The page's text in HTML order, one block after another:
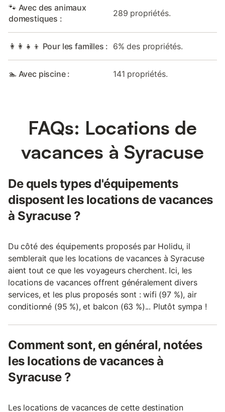
🐾 Avec des animaux
domestiques :
289 propriétés.
👩‍👩‍👧‍👦 Pour les familles : 6% des propriétés.
🏊 Avec piscine : 141 propriétés.
FAQs: Locations de
vacances à Syracuse
De quels types d'équipements
disposent les locations de vacances
à Syracuse ?
Du côté des équipements proposés par Holidu, il
semblerait que les locations de vacances à Syracuse
aient tout ce que les voyageurs cherchent. Ici, les
locations de vacances offrent généralement divers
services, et les plus proposés sont : wifi (97 %), air
conditionné (95 %), et balcon (63 %)... Plutôt sympa !
Comment sont, en général, notées
les locations de vacances à
Syracuse ?
Les locations de vacances de cette destination